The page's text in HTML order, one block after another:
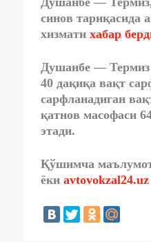
синов тариқасида
хизмати хабар
Душанбе — Термиз
40 дақиқа вақт
сарфланадиган
қатнов масофаси
этади.
Қўшимча
ёки avtovokzal24.uz